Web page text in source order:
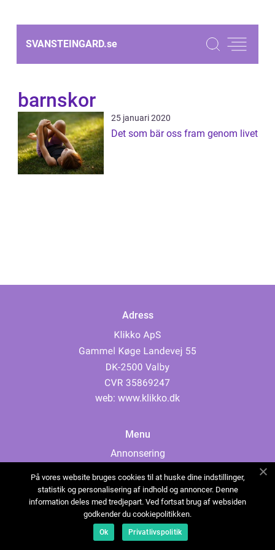
SVANSTEINGARD.se
barnskor
25 januari 2020
Det som bär oss fram genom livet
Adress
web: www.klikko.dk
Menu
Annonsering
Cookies
Kontakta oss
Sitemap
På vores website bruges cookies til at huske dine indstillinger,
statistik og personalisering af indhold og annoncer. Denne
information deles med tredjepart. Ved fortsat brug af websiden
godkender du cookiepolitikken.
Ok Privatlivspolitik